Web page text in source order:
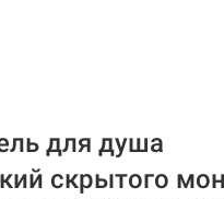
для душа
скрытого